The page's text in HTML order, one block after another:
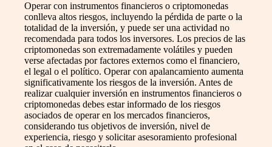
Operar con instrumentos financieros o criptomonedas
conlleva altos riesgos, incluyendo la pérdida de parte o la
totalidad de la inversión, y puede ser una actividad no
recomendada para todos los inversores. Los precios de las
criptomonedas son extremadamente volátiles y pueden
verse afectadas por factores externos como el financiero,
el legal o el político. Operar con apalancamiento aumenta
significativamente los riesgos de la inversión. Antes de
realizar cualquier inversión en instrumentos financieros o
criptomonedas debes estar informado de los riesgos
asociados de operar en los mercados financieros,
considerando tus objetivos de inversión, nivel de
experiencia, riesgo y solicitar asesoramiento profesional